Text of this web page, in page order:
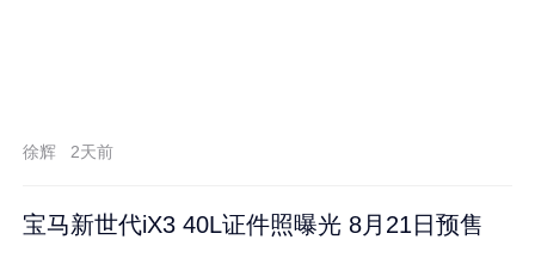
徐辉 2天前
宝马新世代iX3 40L证件照曝光 8月21日预售